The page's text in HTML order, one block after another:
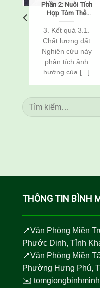
Phần 2: Nuôi Tích
Hợp Tôm Thẻ
Chân Trắng
(Penaeus
vannamei) Và Cá
Rô Phi
(Oreochromis
niloticus) Thông
Qua Cải Tạo Đất
3. Kết quả 3.1.
Chất lượng đất
Nghiên cứu này
phân tích ảnh
hưởng của [...]
THÔNG TIN BÌNH
📍Văn Phòng Miền
Phước Dinh, Tỉnh
📍Văn Phòng Miền
Phường Hưng Phú,
✉️